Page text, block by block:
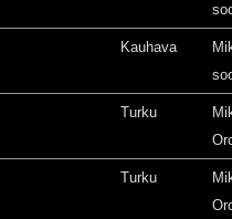
Kauhava
Turku
Turku